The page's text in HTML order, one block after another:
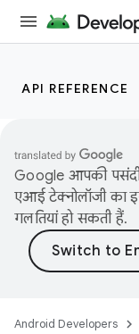
API REFERENCE
Google आपकी
एआई टेक्नोलॉजी का
गलतियां हो सकती हैं.
Android Developers